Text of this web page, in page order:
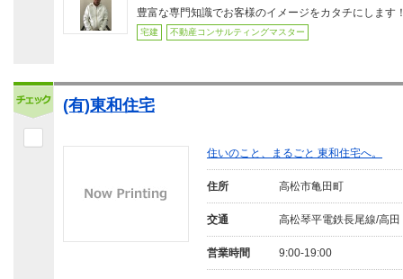
豊富な専門知識でお客様のイメージをカタチにします
宅建 不動産コンサルティングマスター
(有)東和住宅
住いのこと、まるごと 東和住宅へ。
住所 高松市亀田町
交通 高松琴平電鉄長尾線/高
営業時間 9:00-19:00